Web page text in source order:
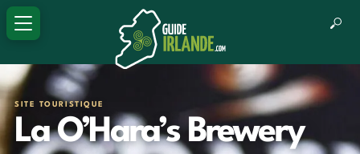
SITE TOURISTIQUE
La O’Hara’s Brewery